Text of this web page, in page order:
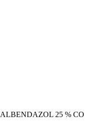
ALBENDAZOL 25 % CO